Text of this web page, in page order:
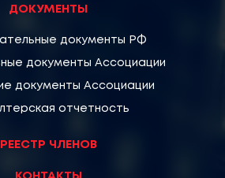
ДОКУМЕНТЫ
документы РФ
документы Ассоциации
документы Ассоциации
отчетность
РЕЕСТР ЧЛЕНОВ